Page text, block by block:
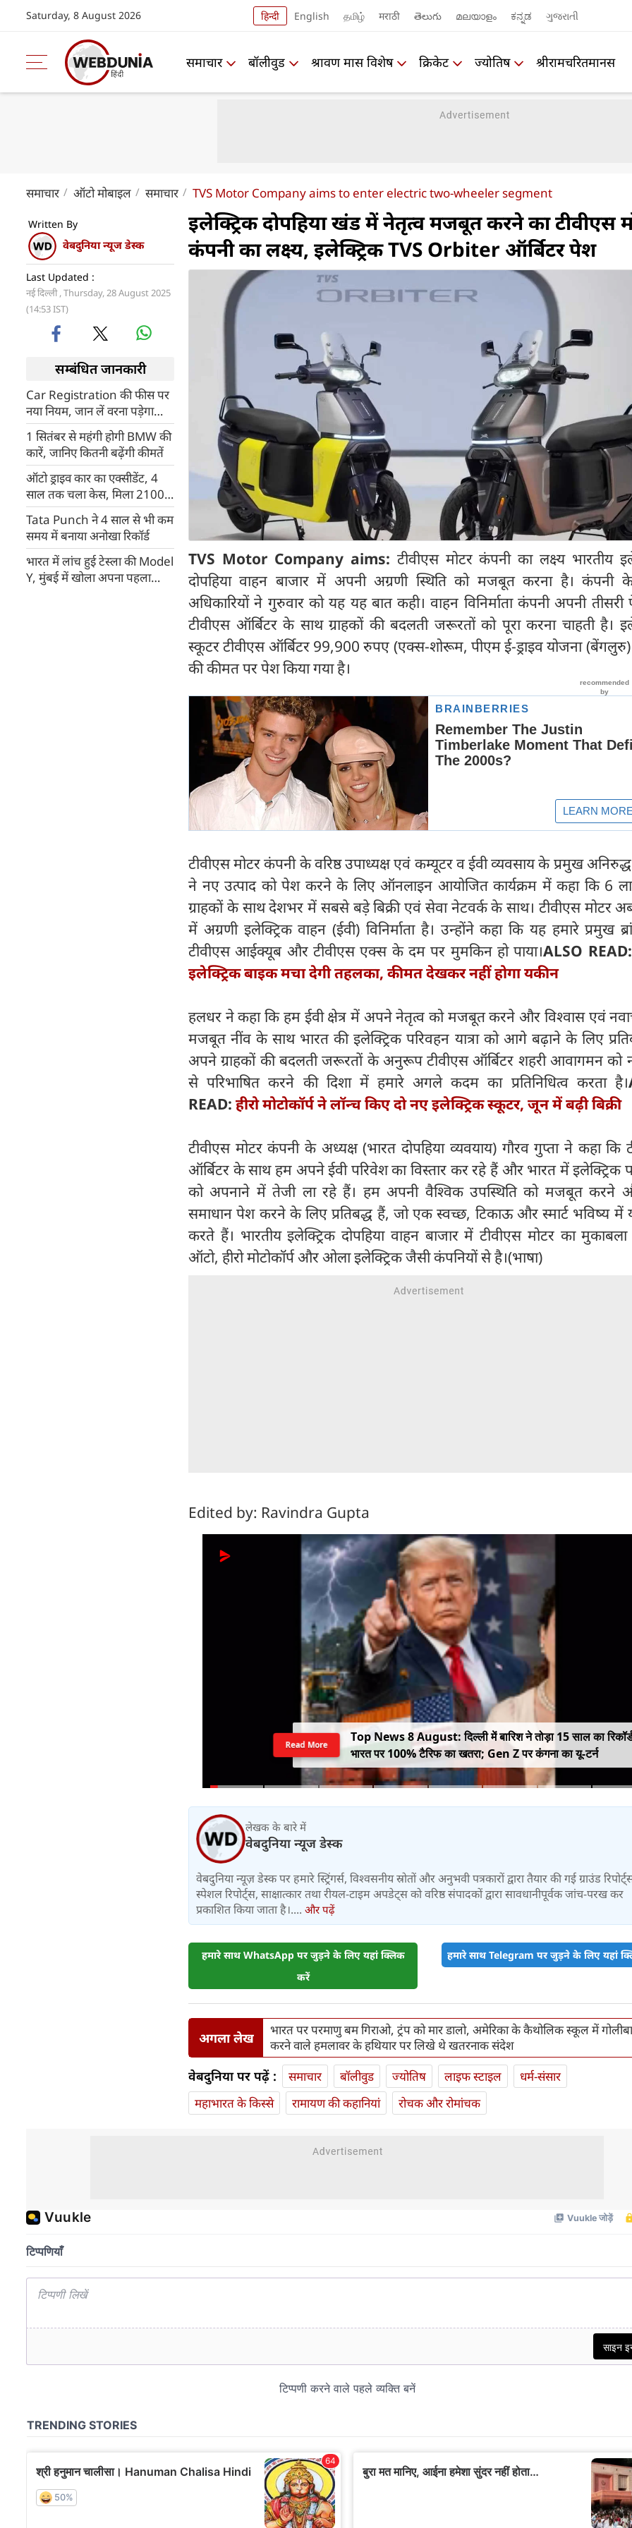
Saturday, 8 August 2026 हिन्दी English தமிழ் मराठी తెలుగు മലയാളം ಕನ್ನಡ ગુજરાતી
समाचार बॉलीवुड श्रावण मास विशेष क्रिकेट ज्योतिष श्रीरामचरितमानस
समाचार ऑटो मोबाइल समाचार TVS Motor Company aims to enter electric two-wheeler segment
Written By
वेबदुनिया न्यूज डेस्क
Last Updated :
नई दिल्ली , Thursday, 28 August 2025
(14:53 IST)
सम्बंधित जानकारी
Car Registration की फीस पर
नया नियम, जान लें वरना पड़ेगा
पछताना
1 सितंबर से महंगी होगी BMW की
कारें, जानिए कितनी बढ़ेंगी कीमतें
ऑटो ड्राइव कार का एक्सीडेंट, 4
साल तक चला केस, मिला 2100
करोड़ का मुआवजा, टेस्ला ने कहा-
ड्राइवर फोन चलाने में बिजी था
Tata Punch ने 4 साल से भी कम
समय में बनाया अनोखा रिकॉर्ड
भारत में लांच हुई टेस्ला की Model
Y, मुंबई में खोला अपना पहला
इलेक्ट्रिक दोपहिया खंड में नेतृत्व मजबूत करने का टीवीएस
कंपनी का लक्ष्य, इलेक्ट्रिक TVS Orbiter ऑर्बिटर पेश
TVS Motor Company aims: टीवीएस मोटर कंपनी का लक्ष्य भारतीय
दोपहिया वाहन बाजार में अपनी अग्रणी स्थिति को मजबूत करना है। कंपनी के
अधिकारियों ने गुरुवार को यह यह बात कही। वाहन विनिर्माता कंपनी अपनी
टीवीएस ऑर्बिटर के साथ ग्राहकों की बदलती जरूरतों को पूरा करना चाहती है।
स्कूटर टीवीएस ऑर्बिटर 99,900 रुपए (एक्स-शोरूम, पीएम ई-ड्राइव योजना
की कीमत पर पेश किया गया है।
टीवीएस मोटर कंपनी के वरिष्ठ उपाध्यक्ष एवं कम्यूटर व ईवी व्यवसाय के प्रमुख
ने नए उत्पाद को पेश करने के लिए ऑनलाइन आयोजित कार्यक्रम में कहा कि 6
ग्राहकों के साथ देशभर में सबसे बड़े बिक्री एवं सेवा नेटवर्क के साथ। टीवीएस मोटर
में अग्रणी इलेक्ट्रिक वाहन (ईवी) विनिर्माता है। उन्होंने कहा कि यह हमारे प्रमुख
टीवीएस आईक्यूब और टीवीएस एक्स के दम पर मुमकिन हो पाया।ALSO
इलेक्ट्रिक बाइक मचा देगी तहलका, कीमत देखकर नहीं होगा यकीन
हलधर ने कहा कि हम ईवी क्षेत्र में अपने नेतृत्व को मजबूत करने और विश्वास एवं
मजबूत नींव के साथ भारत की इलेक्ट्रिक परिवहन यात्रा को आगे बढ़ाने के लिए
अपने ग्राहकों की बदलती जरूरतों के अनुरूप टीवीएस ऑर्बिटर शहरी आवागमन को
से परिभाषित करने की दिशा में हमारे अगले कदम का प्रतिनिधित्व करता है।
READ: हीरो मोटोकॉर्प ने लॉन्च किए दो नए इलेक्ट्रिक स्कूटर, जून में बढ़ी बिक्री
टीवीएस मोटर कंपनी के अध्यक्ष (भारत दोपहिया व्यवयाय) गौरव गुप्ता ने कहा कि
ऑर्बिटर के साथ हम अपने ईवी परिवेश का विस्तार कर रहे हैं और भारत में इलेक्ट्रिक
को अपनाने में तेजी ला रहे हैं। हम अपनी वैश्विक उपस्थिति को मजबूत करने
समाधान पेश करने के लिए प्रतिबद्ध हैं, जो एक स्वच्छ, टिकाऊ और स्मार्ट भविष्य में
करते हैं। भारतीय इलेक्ट्रिक दोपहिया वाहन बाजार में टीवीएस मोटर का
ऑटो, हीरो मोटोकॉर्प और ओला इलेक्ट्रिक जैसी कंपनियों से है।(भाषा)
Edited by: Ravindra Gupta
Top News 8 August: दिल्ली में बारिश ने तोड़ा 15 साल का
भारत पर 100% टैरिफ का खतरा; Gen Z पर कंगना का यू-टर्न
Read More
लेखक के बारे में
वेबदुनिया न्यूज डेस्क
वेबदुनिया न्यूज़ डेस्क पर हमारे स्ट्रिंगर्स, विश्वसनीय स्रोतों और अनुभवी पत्रकारों द्वारा तैयार की गई ग्राउंड
स्पेशल रिपोर्ट्स, साक्षात्कार तथा रीयल-टाइम अपडेट्स को वरिष्ठ संपादकों द्वारा सावधानीपूर्वक जांच-परख कर
प्रकाशित किया जाता है।.... और पढ़ें
हमारे साथ WhatsApp पर जुड़ने के लिए यहां क्लिक
करें
हमारे साथ Telegram पर जुड़ने के लिए यहां
अगला लेख
भारत पर परमाणु बम गिराओ, ट्रंप को मार डालो, अमेरिका के कैथोलिक स्कूल में
करने वाले हमलावर के हथियार पर लिखे थे खतरनाक संदेश
वेबदुनिया पर पढ़ें : समाचार बॉलीवुड ज्योतिष लाइफ स्‍टाइल
धर्म-संसार
महाभारत के किस्से
रामायण की कहानियां रोचक और रोमांचक